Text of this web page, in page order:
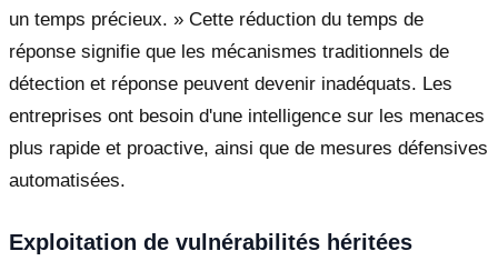
un temps précieux. » Cette réduction du temps de
réponse signifie que les mécanismes traditionnels de
détection et réponse peuvent devenir inadéquats. Les
entreprises ont besoin d'une intelligence sur les menaces
plus rapide et proactive, ainsi que de mesures défensives
automatisées.
Exploitation de vulnérabilités héritées